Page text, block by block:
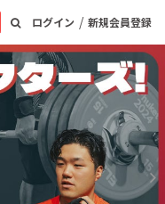
ログイン / 新規会員登録